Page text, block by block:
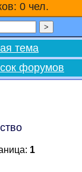
0 чел.
тема
форумов
1